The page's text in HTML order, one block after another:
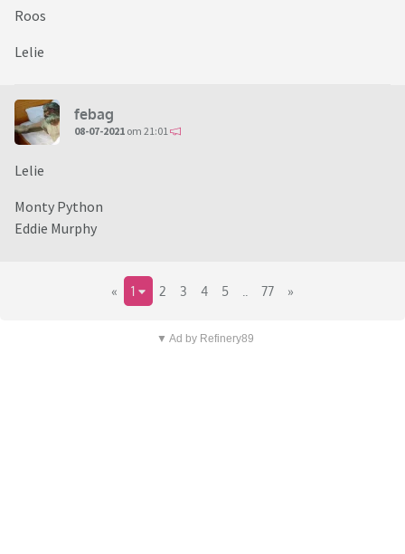
Roos
Lelie
febag
08-07-2021 om 21:01
Lelie
Monty Python
Eddie Murphy
« 1 2 3 4 5 77 »
▼ Ad by Refinery89